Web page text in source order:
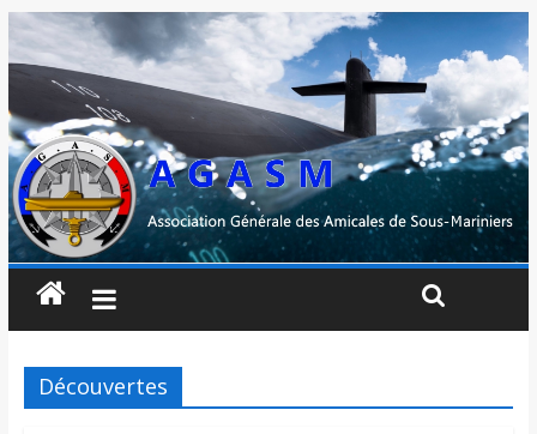
Découvertes